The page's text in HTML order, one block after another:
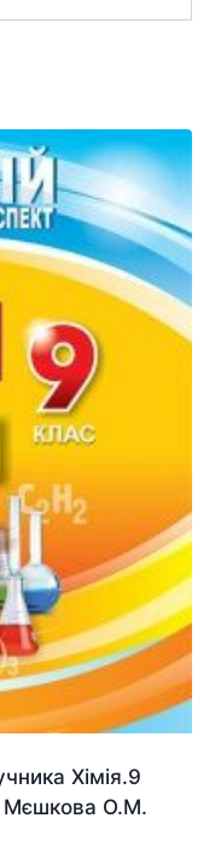
Хімія.9
Мєшкова О.М.